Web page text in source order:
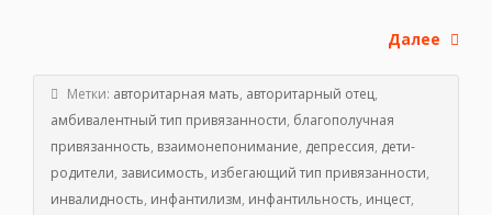
Далее
Метки: авторитарная мать, авторитарный отец,
амбивалентный тип привязанности, благополучная
привязанность, взаимонепонимание, депрессия, дети-
родители, зависимость, избегающий тип привязанности,
инвалидность, инфантилизм, инфантильность, инцест,